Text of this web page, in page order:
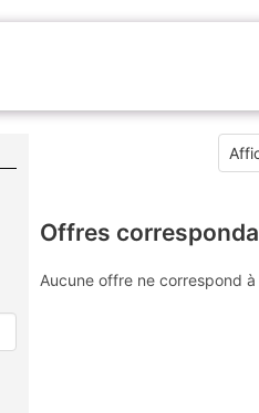
Offres
Aucune offre ne correspond